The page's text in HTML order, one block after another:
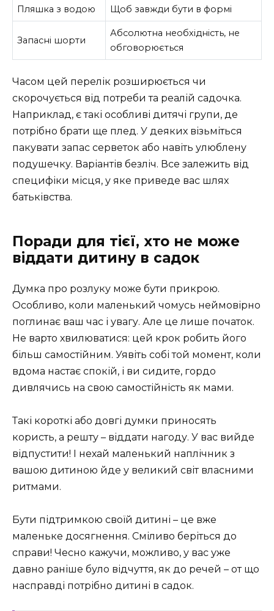
Пляшка з водою Щоб завжди бути в формі
Запасні шорти
Абсолютна необхідність, не
обговорюється
Часом цей перелік розширюється чи
скорочується від потреби та реалій садочка.
Наприклад, є такі особливі дитячі групи, де
потрібно брати ще плед. У деяких візьміться
пакувати запас серветок або навіть улюблену
подушечку. Варіантів безліч. Все залежить від
специфіки місця, у яке приведе вас шлях
батьківства.
Поради для тієї, хто не може
віддати дитину в садок
Думка про розлуку може бути прикрою.
Особливо, коли маленький чомусь неймовірно
поглинає ваш час і увагу. Але це лише початок.
Не варто хвилюватися: цей крок робить його
більш самостійним. Уявіть собі той момент, коли
вдома настає спокій, і ви сидите, гордо
дивлячись на свою самостійність як мами.
Такі короткі або довгі думки приносять
користь, а решту – віддати нагоду. У вас вийде
відпустити! І нехай маленький наплічник з
вашою дитиною йде у великий світ власними
ритмами.
Бути підтримкою своїй дитині – це вже
маленьке досягнення. Сміливо беріться до
справи! Чесно кажучи, можливо, у вас уже
давно раніше було відчуття, як до речей – от що
насправді потрібно дитині в садок.